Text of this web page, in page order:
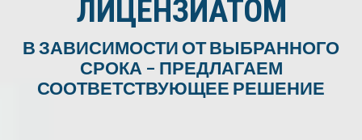
ЛИЦЕНЗИАТОМ
В ЗАВИСИМОСТИ ОТ ВЫБРАННОГО
СРОКА – ПРЕДЛАГАЕМ
СООТВЕТСТВУЮЩЕЕ РЕШЕНИЕ